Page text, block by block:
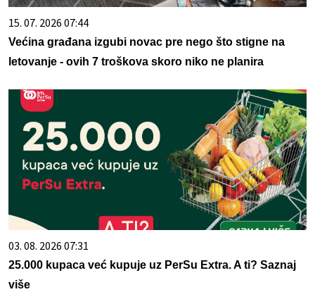
15. 07. 2026 07:44
Većina građana izgubi novac pre nego što stigne na
letovanje - ovih 7 troškova skoro niko ne planira
03. 08. 2026 07:31
25.000 kupaca već kupuje uz PerSu Extra. A ti? Saznaj
više